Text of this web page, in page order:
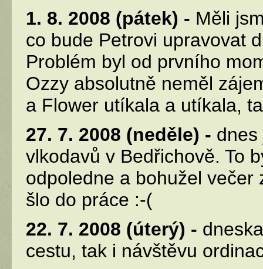
1. 8. 2008 (pátek) - Měli
co bude Petrovi upravovat
Problém byl od prvního
Ozzy absolutně neměl
a Flower utíkala a utíkala,
27. 7. 2008 (neděle) -
vlkodavů v Bedřichově. To
odpoledne a bohužel
šlo do práce :-(
22. 7. 2008 (úterý) -
cestu, tak i návštěvu